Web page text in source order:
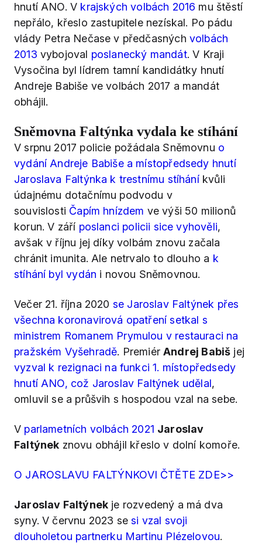
hnutí ANO. V krajských volbách 2016 mu štěstí
nepřálo, křeslo zastupitele nezískal. Po pádu
vlády Petra Nečase v předčasných volbách
2013 vybojoval poslanecký mandát. V Kraji
Vysočina byl lídrem tamní kandidátky hnutí
Andreje Babiše ve volbách 2017 a mandát
obhájil.
Sněmovna Faltýnka vydala ke stíhání
V srpnu 2017 policie požádala Sněmovnu o
vydání Andreje Babiše a místopředsedy hnutí
Jaroslava Faltýnka k trestnímu stíháníkvůli
údajnému dotačnímu podvodu v
souvislosti Čapím hnízdem ve výši 50 milionů
korun. V září poslanci policii sice vyhověli,
avšak v říjnu jej díky volbám znovu začala
chránit imunita. Ale netrvalo to dlouho a k
stíhání byl vydán i novou Sněmovnou.
Večer 21. října 2020 se Jaroslav Faltýnek přes
všechna koronavirová opatření setkal s
ministrem Romanem Prymulou v restauraci na
pražském Vyšehradě. PremiérAndrej Babiš jej
vyzval k rezignaci na funkci 1. místopředsedy
hnutí ANO, což Jaroslav Faltýnek udělal,
omluvil se a průšvih s hospodou vzal na sebe.
V parlametních volbách 2021 Jaroslav
Faltýnek znovu obhájil křeslo v dolní komoře.
O JAROSLAVU FALTÝNKOVI ČTĚTE ZDE>>
Jaroslav Faltýnek je rozvedený a má dva
syny. V červnu 2023 sesi vzal svoji
dlouholetou partnerku Martinu Plézelovou.